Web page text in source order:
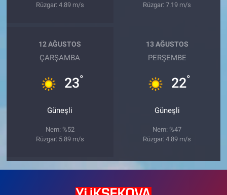
Rüzgar: 4.89 m/s
Rüzgar: 7.19 m/s
12 AĞUSTOS
ÇARŞAMBA
23°
Güneşli
Nem: %52
Rüzgar: 5.89 m/s
13 AĞUSTOS
PERŞEMBE
22°
Güneşli
Nem: %47
Rüzgar: 4.89 m/s